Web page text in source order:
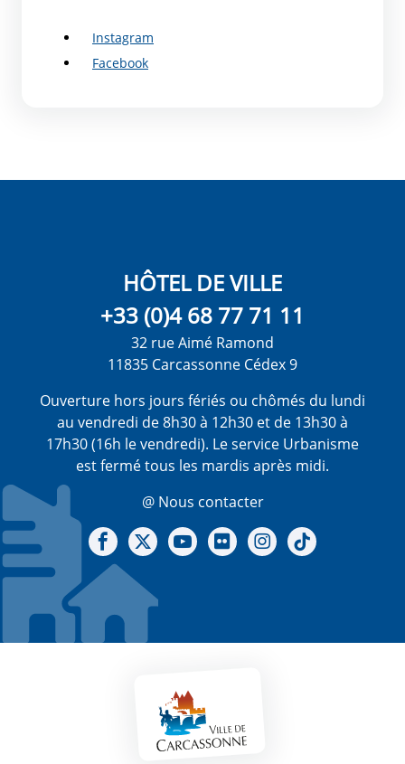
Instagram
Facebook
HÔTEL DE VILLE
+33 (0)4 68 77 71 11
32 rue Aimé Ramond
11835 Carcassonne Cédex 9
Ouverture hors jours fériés ou chômés du lundi
au vendredi de 8h30 à 12h30 et de 13h30 à
17h30 (16h le vendredi). Le service Urbanisme
est fermé tous les mardis après midi.
@ Nous contacter
Notre Facebook
Notre X - (twitter)
Notre chaine Youtube
Notre Gallerie sur Flickr
Notre Instagram
Mentions légales